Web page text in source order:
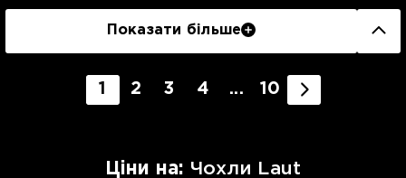
Показати більше
1 2 3 4 ... 10
Цiни на: Чохли Laut